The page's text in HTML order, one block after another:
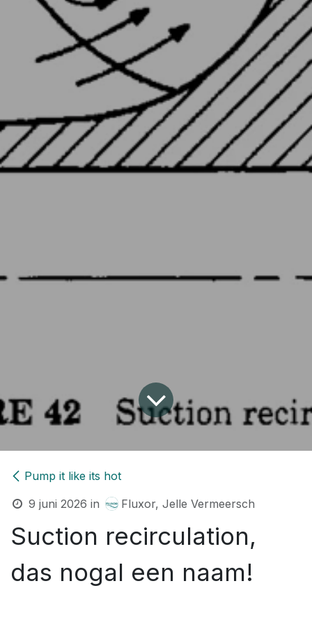
Pump it like its hot
9 juni 2026 in Fluxor, Jelle Vermeersch
Suction recirculation,
das nogal een naam!